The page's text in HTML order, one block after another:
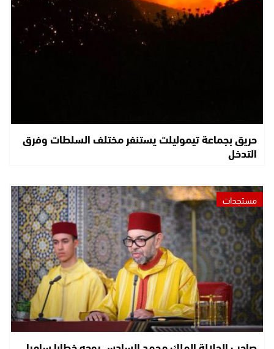
حريق بجماعة تيموليلت يستنفر مختلف السلطات وفرق
التدخل
مستجدات